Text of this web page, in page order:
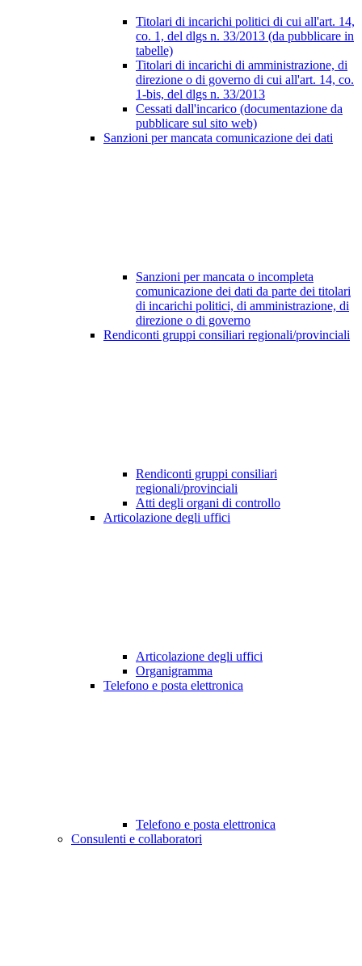
Titolari di incarichi politici di cui all'art. 14,
co. 1, del dlgs n. 33/2013 (da pubblicare in
tabelle)
Titolari di incarichi di amministrazione, di
direzione o di governo di cui all'art. 14, co.
1-bis, del dlgs n. 33/2013
Cessati dall'incarico (documentazione da
pubblicare sul sito web)
Sanzioni per mancata comunicazione dei dati
Sanzioni per mancata o incompleta
comunicazione dei dati da parte dei titolari
di incarichi politici, di amministrazione, di
direzione o di governo
Rendiconti gruppi consiliari regionali/provinciali
Rendiconti gruppi consiliari
regionali/provinciali
Atti degli organi di controllo
Articolazione degli uffici
Articolazione degli uffici
Organigramma
Telefono e posta elettronica
Telefono e posta elettronica
Consulenti e collaboratori